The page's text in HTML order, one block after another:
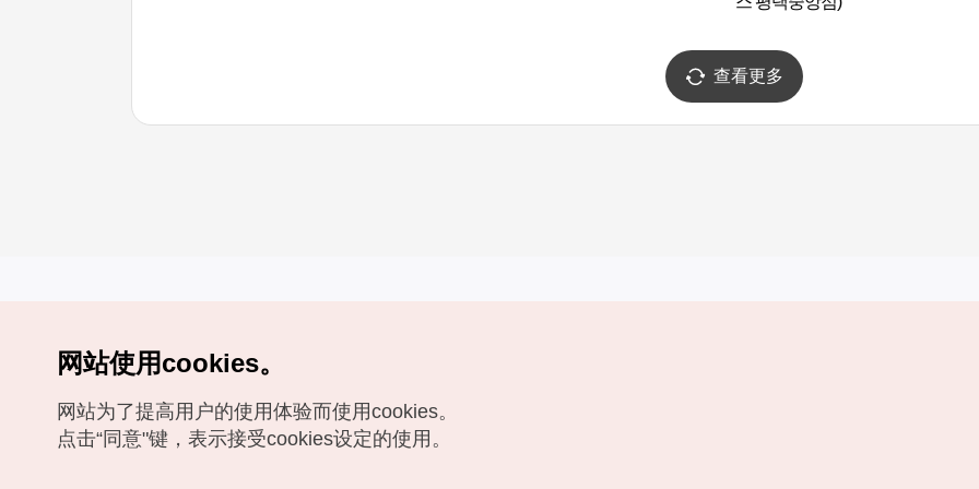
查看更多
如有相关疑问或建议，欢迎来信。VISITKOREA官方邮箱
chnsim@knto.or.kr
网站使用cookies。
网站为了提高用户的使用体验而使用cookies。
点击“同意"键，表示接受cookies设定的使用。